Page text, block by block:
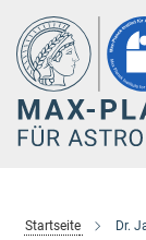
Hauptinhalt
Startseite Dr.